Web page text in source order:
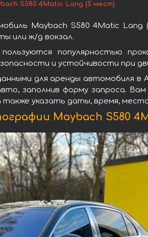
S580 4Matic Lang (5 мест)
Maybach S580 4Matic
или ж/д вокзал.
популярностью
и устойчивости при
для аренды автомобиля
заполнив форму запроса.
указать даты, время,
Maybach S580